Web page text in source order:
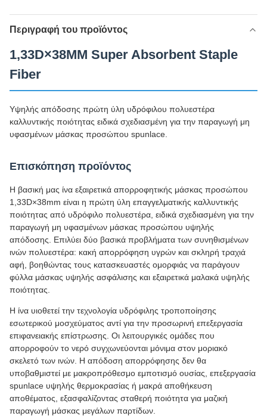
Περιγραφή του προϊόντος
1,33D×38MM Super Absorbent Staple
Fiber
Υψηλής απόδοσης πρώτη ύλη υδρόφιλου πολυεστέρα
καλλυντικής ποιότητας ειδικά σχεδιασμένη για την παραγωγή μη
υφασμένων μάσκας προσώπου spunlace.
Επισκόπηση προϊόντος
Η βασική μας ίνα εξαιρετικά απορροφητικής μάσκας προσώπου
1,33D×38mm είναι η πρώτη ύλη επαγγελματικής καλλυντικής
ποιότητας από υδρόφιλο πολυεστέρα, ειδικά σχεδιασμένη για την
παραγωγή μη υφασμένων μάσκας προσώπου υψηλής
απόδοσης. Επιλύει δύο βασικά προβλήματα των συνηθισμένων
ινών πολυεστέρα: κακή απορρόφηση υγρών και σκληρή τραχιά
αφή, βοηθώντας τους κατασκευαστές ομορφιάς να παράγουν
φύλλα μάσκας υψηλής ασφάλισης και εξαιρετικά μαλακά υψηλής
ποιότητας.
Η ίνα υιοθετεί την τεχνολογία υδρόφιλης τροποποίησης
εσωτερικού μοσχεύματος αντί για την προσωρινή επεξεργασία
επιφανειακής επίστρωσης. Οι λειτουργικές ομάδες που
απορροφούν το νερό συγχωνεύονται μόνιμα στον μοριακό
σκελετό των ινών. Η απόδοση απορρόφησης δεν θα
υποβαθμιστεί με μακροπρόθεσμο εμποτισμό ουσίας, επεξεργασία
spunlace υψηλής θερμοκρασίας ή μακρά αποθήκευση
αποθέματος, εξασφαλίζοντας σταθερή ποιότητα για μαζική
παραγωγή μάσκας μεγάλων παρτίδων.